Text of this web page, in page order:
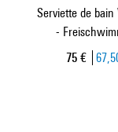
Serviette de bain
-
Prix ​​actuel
75 €